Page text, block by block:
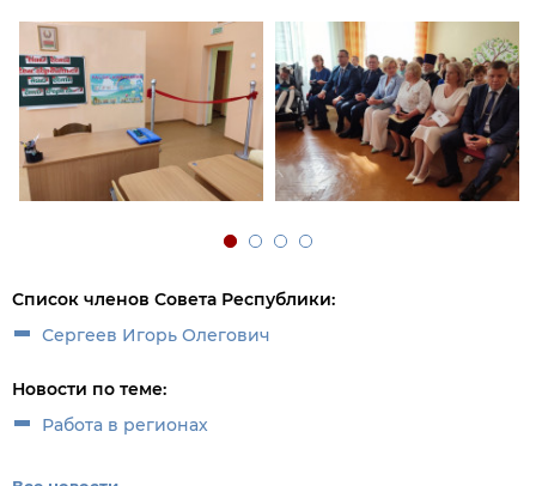
Список членов Совета Республики:
Сергеев Игорь Олегович
Новости по теме:
Работа в регионах